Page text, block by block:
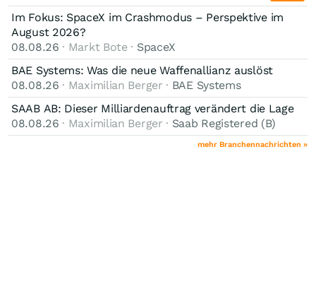
Im Fokus: SpaceX im Crashmodus – Perspektive im
August 2026?
08.08.26 · Markt Bote · SpaceX
BAE Systems: Was die neue Waffenallianz auslöst
08.08.26 · Maximilian Berger · BAE Systems
SAAB AB: Dieser Milliardenauftrag verändert die Lage
08.08.26 · Maximilian Berger · Saab Registered (B)
mehr Branchennachrichten »